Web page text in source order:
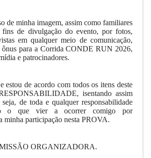
de minha imagem, assim como familiares
fins de divulgação do evento, por fotos,
em qualquer meio de comunicação,
ônus para a Corrida CONDE RUN 2026,
e patrocinadores.
estou de acordo com todos os itens deste
isentando assim
de toda e qualquer responsabilidade
o que vier a ocorrer comigo por
minha participação nesta PROVA.
ORGANIZADORA.